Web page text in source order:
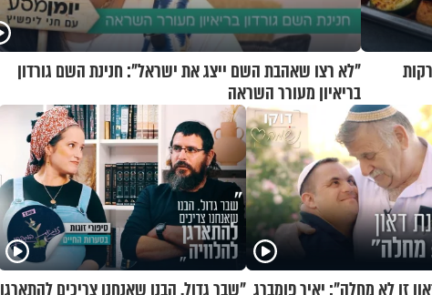
"לא רצו שאהבת השם ייצג את ישראל": חנינת השם גורדון
בריאיון מעורר השראה